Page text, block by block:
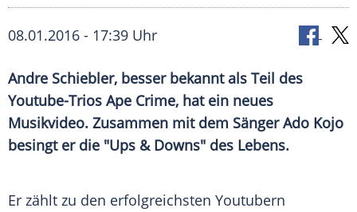
08.01.2016 - 17:39 Uhr
Andre Schiebler, besser bekannt als Teil des
Youtube-Trios Ape Crime, hat ein neues
Musikvideo. Zusammen mit dem Sänger Ado Kojo
besingt er die "Ups & Downs" des Lebens.
Er zählt zu den erfolgreichsten Youtubern